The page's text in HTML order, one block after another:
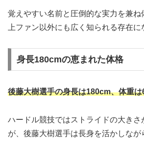
覚えやすい名前と圧倒的な実力を兼ね
上ファン以外にも広く知られる存在に
身長180cmの恵まれた体格
後藤大樹選手の身長は180cm、体重
ハードル競技ではストライドの大きさ
が、後藤大樹選手は長身を活かしな